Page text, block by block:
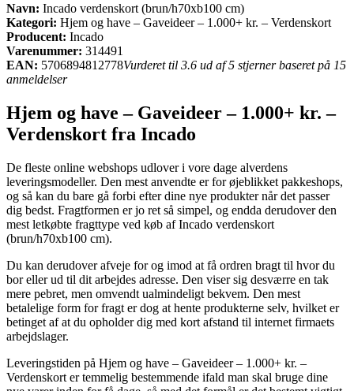
Navn: Incado verdenskort (brun/h70xb100 cm)
Kategori: Hjem og have – Gaveideer – 1.000+ kr. – Verdenskort
Producent: Incado
Varenummer: 314491
EAN: 5706894812778Vurderet til 3.6 ud af 5 stjerner baseret på 15
anmeldelser
Hjem og have – Gaveideer – 1.000+ kr. –
Verdenskort fra Incado
De fleste online webshops udlover i vore dage alverdens
leveringsmodeller. Den mest anvendte er for øjeblikket pakkeshops,
og så kan du bare gå forbi efter dine nye produkter når det passer
dig bedst. Fragtformen er jo ret så simpel, og endda derudover den
mest letkøbte fragttype ved køb af Incado verdenskort
(brun/h70xb100 cm).
Du kan derudover afveje for og imod at få ordren bragt til hvor du
bor eller ud til dit arbejdes adresse. Den viser sig desværre en tak
mere pebret, men omvendt ualmindeligt bekvem. Den mest
betalelige form for fragt er dog at hente produkterne selv, hvilket er
betinget af at du opholder dig med kort afstand til internet firmaets
arbejdslager.
Leveringstiden på Hjem og have – Gaveideer – 1.000+ kr. –
Verdenskort er temmelig bestemmende ifald man skal bruge dine